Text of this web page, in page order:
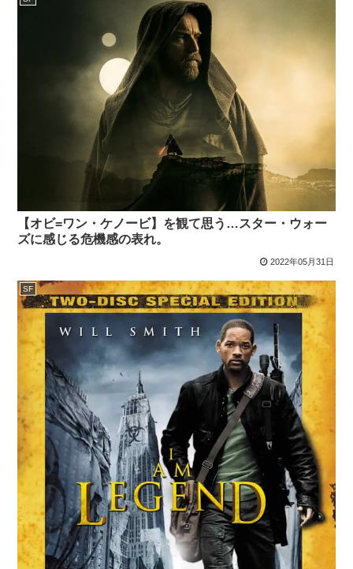
【オビ=ワン・ケノービ】を観て思う…スター・ウォー
ズに感じる危機感の表れ。
2022年05月31日
SF